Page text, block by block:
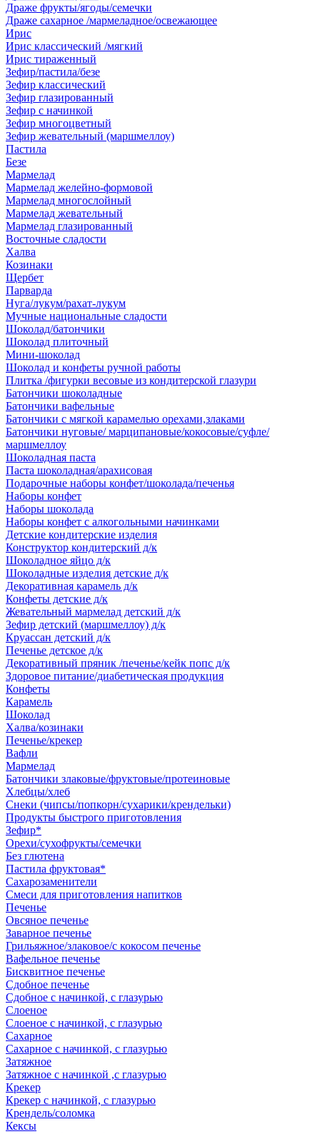
Драже фрукты/ягоды/семечки
Драже сахарное /мармеладное/освежающее
Ирис
Ирис классический /мягкий
Ирис тираженный
Зефир/пастила/безе
Зефир классический
Зефир глазированный
Зефир с начинкой
Зефир многоцветный
Зефир жевательный (маршмеллоу)
Пастила
Безе
Мармелад
Мармелад желейно-формовой
Мармелад многослойный
Мармелад жевательный
Мармелад глазированный
Восточные сладости
Халва
Козинаки
Щербет
Парварда
Нуга/лукум/рахат-лукум
Мучные национальные сладости
Шоколад/батончики
Шоколад плиточный
Мини-шоколад
Шоколад и конфеты ручной работы
Плитка /фигурки весовые из кондитерской глазури
Батончики шоколадные
Батончики вафельные
Батончики с мягкой карамелью орехами,злаками
Батончики нуговые/ марципановые/кокосовые/суфле/
маршмеллоу
Шоколадная паста
Паста шоколадная/арахисовая
Подарочные наборы конфет/шоколада/печенья
Наборы конфет
Наборы шоколада
Наборы конфет с алкогольными начинками
Детские кондитерские изделия
Конструктор кондитерский д/к
Шоколадное яйцо д/к
Шоколадные изделия детские д/к
Декоративная карамель д/к
Конфеты детские д/к
Жевательный мармелад детский д/к
Зефир детский (маршмеллоу) д/к
Круассан детский д/к
Печенье детское д/к
Декоративный пряник /печенье/кейк попс д/к
Здоровое питание/диабетическая продукция
Конфеты
Карамель
Шоколад
Халва/козинаки
Печенье/крекер
Вафли
Мармелад
Батончики злаковые/фруктовые/протеиновые
Хлебцы/хлеб
Снеки (чипсы/попкорн/сухарики/крендельки)
Продукты быстрого приготовления
Зефир*
Орехи/сухофрукты/семечки
Без глютена
Пастила фруктовая*
Сахарозаменители
Смеси для приготовления напитков
Печенье
Овсяное печенье
Заварное печенье
Грильяжное/злаковое/с кокосом печенье
Вафельное печенье
Бисквитное печенье
Сдобное печенье
Сдобное с начинкой, с глазурью
Слоеное
Слоеное с начинкой, с глазурью
Сахарное
Сахарное с начинкой, с глазурью
Затяжное
Затяжное с начинкой ,с глазурью
Крекер
Крекер с начинкой, с глазурью
Крендель/соломка
Кексы